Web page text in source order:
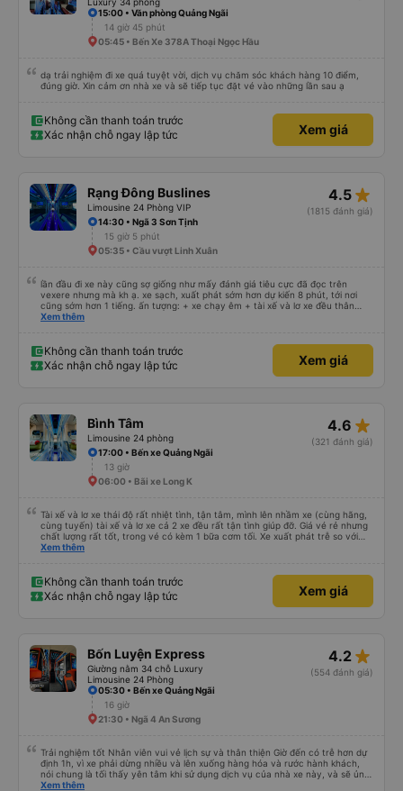
15:00 • Văn phòng Quảng Ngãi
14 giờ 45 phút
05:45 • Bến Xe 378A Thoại Ngọc Hầu
dạ trải nghiệm đi xe quá tuyệt vời, dịch vụ chăm sóc khách hàng 10 điểm,
đúng giờ. Xin cảm ơn nhà xe và sẽ tiếp tục đặt vé vào những lần sau ạ
Không cần thanh toán trước
Xác nhận chỗ ngay lập tức
Xem giá
Rạng Đông Buslines
Limousine 24 Phòng VIP
4.5 star_rate
(1815 đánh giá)
14:30 • Ngã 3 Sơn Tịnh
15 giờ 5 phút
05:35 • Cầu vượt Linh Xuân
lần đầu đi xe này cũng sợ giống như mấy đánh giá tiêu cực đã đọc trên
vexere nhưng mà kh ạ. xe sạch, xuất phát sớm hơn dự kiến 8 phút, tới nơi
cũng sớm hơn 1 tiếng. ấn tượng: + xe chạy êm + tài xế và lơ xe đều thân
thiện dễ thương. thật ra cũng kh tiếp xúc nhiều+ lắm nhưng cá nhân mình
an sương, xe dừng đúng 3 lần (cả ăn tối) cho khách đi vệ sinh. cái hay ở đây
là khi gần tới chỗ ăn tối sẽ có loa thông báo, loa báo là dừng 30p nhưng thực
tế chỉ dừng khoảng 25p, chắc do khách đã lên đông đủ. tóm lại thì lần đầu đi
Xem thêm
Không cần thanh toán trước
Xác nhận chỗ ngay lập tức
Xem giá
Bình Tâm
Limousine 24 phòng
4.6 star_rate
(321 đánh giá)
17:00 • Bến xe Quảng Ngãi
13 giờ
06:00 • Bãi xe Long K
Tài xế và lơ xe thái độ rất nhiệt tình, tận tâm, mình lên nhầm xe (cùng hãng,
cùng tuyến) tài xế và lơ xe cả 2 xe đều rất tận tình giúp đỡ. Giá vé rẻ nhưng
chất lượng rất tốt, trong vé có kèm 1 bữa cơm tối. Xe xuất phát trễ so với
trên app 45p, nhưng do bão nên trời mưa rất to, có thể thông cảm được.
Xem thêm
Không cần thanh toán trước
Xác nhận chỗ ngay lập tức
Xem giá
Bốn Luyện Express
Giường nằm 34 chỗ Luxury
Limousine 24 Phòng
4.2 star_rate
(554 đánh giá)
05:30 • Bến xe Quảng Ngãi
16 giờ
21:30 • Ngã 4 An Sương
Trải nghiệm tốt Nhân viên vui vẻ lịch sự và thân thiện Giờ đến có trễ hơn dự
định 1h, vì xe phải dừng nhiều và lên xuống hàng hóa và rước hành khách,
nói chung là tối thấy yên tâm khi sử dụng dịch vụ của nhà xe này, và sẽ ủng
hộ và giới thiệu cho người thân sử dụng dịch vụ của nhà xe này
Xem thêm